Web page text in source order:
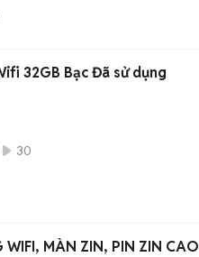
32GB Bạc Đã sử dụng
30
WIFI, MÀN ZIN, PIN ZIN CAO